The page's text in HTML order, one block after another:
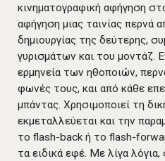
κινηματογραφική αφήγηση
αφήγηση μιας ταινίας περνά
δημιουργίας της δεύτερης,
γυρισμάτων και του μοντάζ.
ερμηνεία των ηθοποιών,
φωνές τους, και από κάθε
μπάντας. Χρησιμοποιεί τη
εκμεταλλεύεται και την
το flash-back ή το flash-
τα ειδικά εφέ. Με λίγα